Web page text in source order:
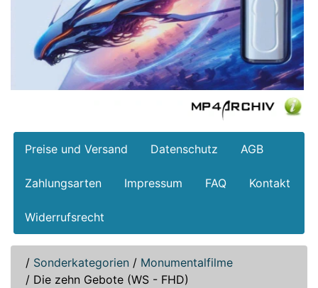
Preise und Versand Datenschutz AGB
Zahlungsarten Impressum FAQ Kontakt
Widerrufsrecht
/ Sonderkategorien / Monumentalfilme
/ Die zehn Gebote (WS - FHD)